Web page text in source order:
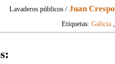
Lavaderos públicos /Juan Crespo
Etiquetas: Galicia,